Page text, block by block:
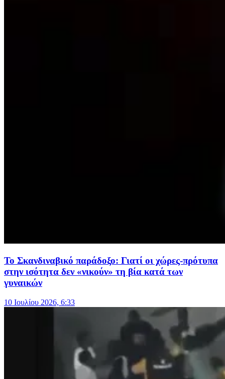
Το Σκανδιναβικό παράδοξο: Γιατί οι χώρες-πρότυπα
στην ισότητα δεν «νικούν» τη βία κατά των
γυναικών
10 Ιουλίου 2026, 6:33